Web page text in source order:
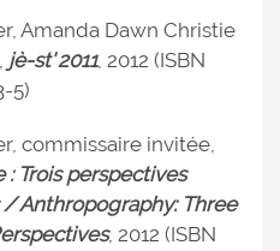
Amanda Dawn Christie
jè-st' 2011, 2012 (ISBN
5)
commissaire invitée,
Trois perspectives
Anthropography: Three
, 2012 (ISBN